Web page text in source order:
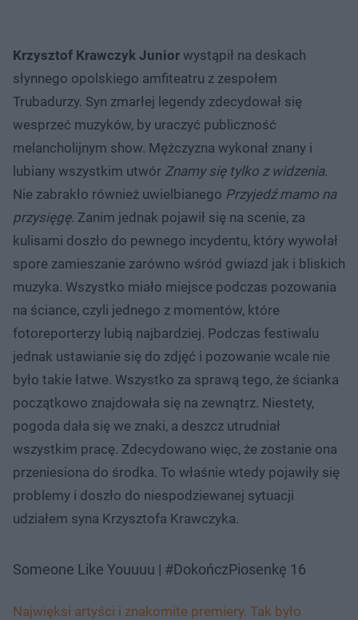
Krzysztof Krawczyk Junior wystąpił na deskach
słynnego opolskiego amfiteatru z zespołem
Trubadurzy. Syn zmarłej legendy zdecydował się
wesprzeć muzyków, by uraczyć publiczność
melancholijnym show. Mężczyzna wykonał znany i
lubiany wszystkim utwór Znamy się tylko z widzenia.
Nie zabrakło również uwielbianego Przyjedź mamo na
przysięgę. Zanim jednak pojawił się na scenie, za
kulisami doszło do pewnego incydentu, który wywołał
spore zamieszanie zarówno wśród gwiazd jak i bliskich
muzyka. Wszystko miało miejsce podczas pozowania
na ściance, czyli jednego z momentów, które
fotoreporterzy lubią najbardziej. Podczas festiwalu
jednak ustawianie się do zdjęć i pozowanie wcale nie
było takie łatwe. Wszystko za sprawą tego, że ścianka
początkowo znajdowała się na zewnątrz. Niestety,
pogoda dała się we znaki, a deszcz utrudniał
wszystkim pracę. Zdecydowano więc, że zostanie ona
przeniesiona do środka. To właśnie wtedy pojawiły się
problemy i doszło do niespodziewanej sytuacji
udziałem syna Krzysztofa Krawczyka.
Someone Like Youuuu | #DokończPiosenkę 16
Najwięksi artyści i znakomite premiery. Tak było